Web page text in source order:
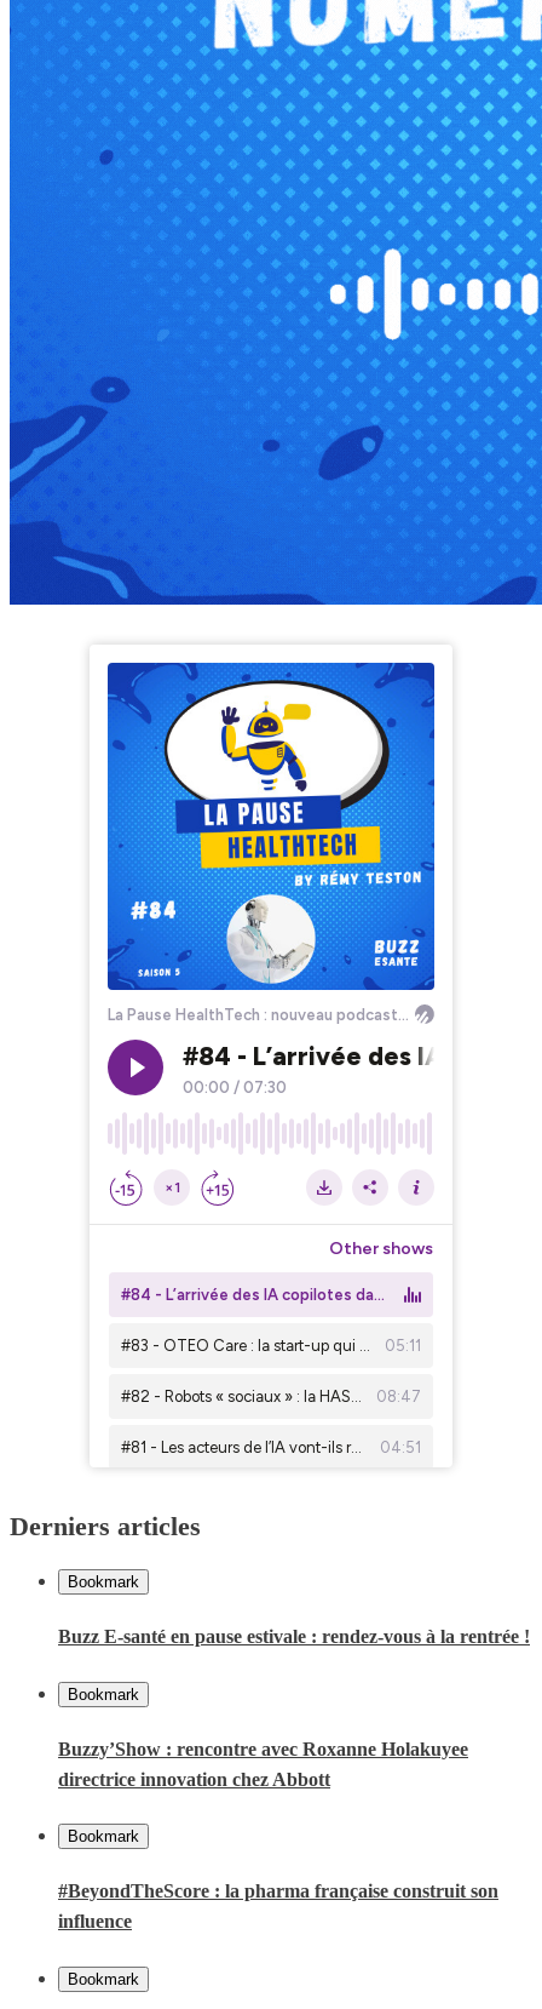
Derniers articles
Bookmark
Buzz E-santé en pause estivale : rendez-vous à la rentrée !
Bookmark
Buzzy’Show : rencontre avec Roxanne Holakuyee
directrice innovation chez Abbott
Bookmark
#BeyondTheScore : la pharma française construit son
influence
Bookmark